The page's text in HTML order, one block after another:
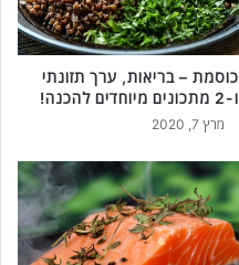
כוסמת – בריאות, ערך תזונתי
ו-2 מתכונים מיוחדים להכנה!
מרץ 7, 2020